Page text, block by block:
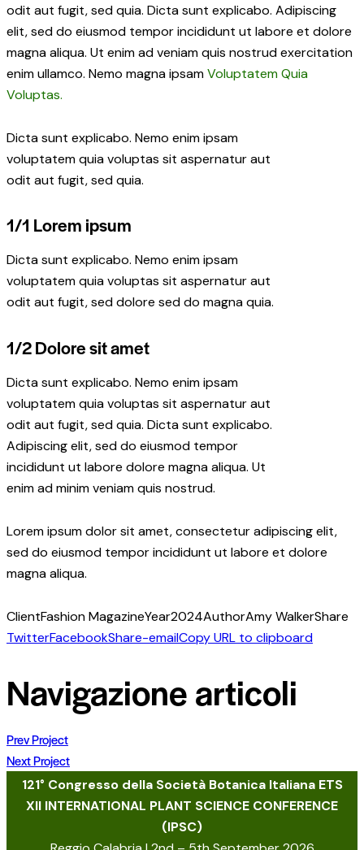
odit aut fugit, sed quia. Dicta sunt explicabo. Adipiscing
elit, sed do eiusmod tempor incididunt ut labore et dolore
magna aliqua. Ut enim ad veniam quis nostrud exercitation
enim ullamco. Nemo magna ipsamVoluptatem Quia
Voluptas.
Dicta sunt explicabo. Nemo enim ipsam
voluptatem quia voluptas sit aspernatur aut
odit aut fugit, sed quia.
1/1 Lorem ipsum
Dicta sunt explicabo. Nemo enim ipsam
voluptatem quia voluptas sit aspernatur aut
odit aut fugit, sed dolore sed do magna quia.
1/2 Dolore sit amet
Dicta sunt explicabo. Nemo enim ipsam
voluptatem quia voluptas sit aspernatur aut
odit aut fugit, sed quia. Dicta sunt explicabo.
Adipiscing elit, sed do eiusmod tempor
incididunt ut labore dolore magna aliqua. Ut
enim ad minim veniam quis nostrud.
Lorem ipsum dolor sit amet, consectetur adipiscing elit,
sed do eiusmod tempor incididunt ut labore et dolore
magna aliqua.
ClientFashion MagazineYear2024AuthorAmy WalkerShare
TwitterFacebookShare-emailCopy URL to clipboard
Navigazione articoli
Prev Project
Next Project
121° Congresso della Società Botanica Italiana ETS
XII INTERNATIONAL PLANT SCIENCE CONFERENCE
(IPSC)